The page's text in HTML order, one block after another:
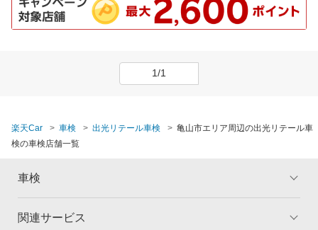
1/1
楽天Car 車検 出光リテール車検
亀山市エリア周辺の出光リテール車
検の車検店舗一覧
車検
トップ
関連サービス